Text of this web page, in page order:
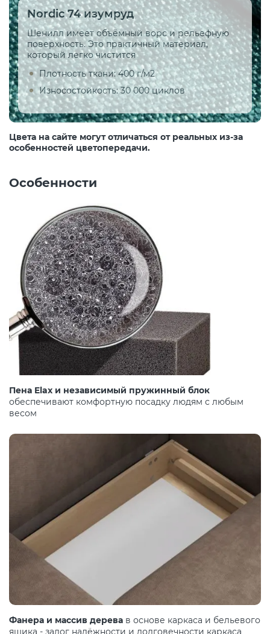
Nordic 74 изумруд
Шенилл имеет объёмный ворс и рельефную
поверхность. Это практичный материал,
который легко чистится
Плотность ткани: 400 г/м2
Износостойкость: 30 000 циклов
Цвета на сайте могут отличаться от реальных из-за
особенностей цветопередачи.
Особенности
Пена Elax и независимый пружинный блок
обеспечивают комфортную посадку людям с любым
весом
Фанера и массив дерева в основе каркаса и бельевого
ящика - залог надёжности и долговечности каркаса